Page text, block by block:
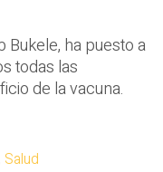
Bukele, ha puesto a
todas las
de la vacuna.
Salud